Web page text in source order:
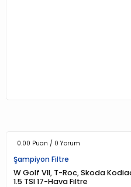
0.00 Puan / 0 Yorum
Şampiyon Filtre
W Golf VII, T-Roc, Skoda
1.5 TSI 17-Hava Filtre